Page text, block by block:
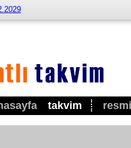
takvim